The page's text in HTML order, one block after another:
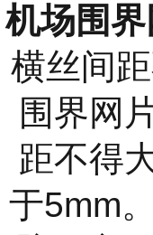
机场围
横丝间
围界网
距不得
于5mm。